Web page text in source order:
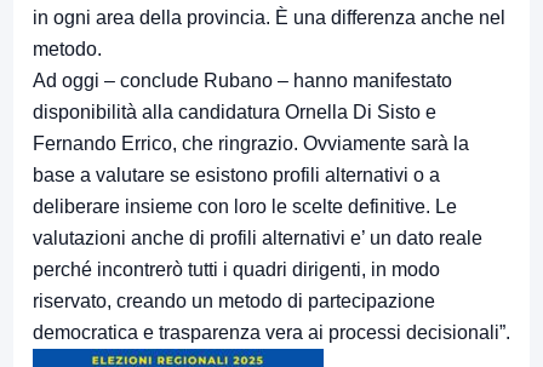
in ogni area della provincia. È una differenza anche nel
metodo.
Ad oggi – conclude Rubano – hanno manifestato
disponibilità alla candidatura Ornella Di Sisto e
Fernando Errico, che ringrazio. Ovviamente sarà la
base a valutare se esistono profili alternativi o a
deliberare insieme con loro le scelte definitive. Le
valutazioni anche di profili alternativi e’ un dato reale
perché incontrerò tutti i quadri dirigenti, in modo
riservato, creando un metodo di partecipazione
democratica e trasparenza vera ai processi decisionali”.